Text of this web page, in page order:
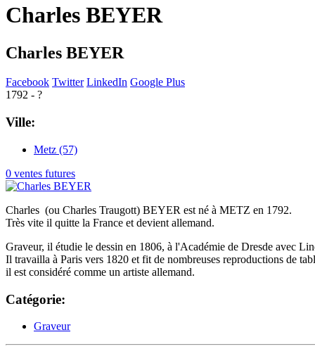
Charles BEYER
Charles BEYER
Facebook Twitter LinkedIn Google Plus
1792 - ?
Ville:
Metz (57)
0 ventes futures
Charles (ou Charles Traugott) BEYER est né à METZ en 1792.
Très vite il quitte la France et devient allemand.
Graveur, il étudie le dessin en 1806, à l'Académie de Dresde avec
Il travailla à Paris vers 1820 et fit de nombreuses reproductions de
il est considéré comme un artiste allemand.
Catégorie:
Graveur